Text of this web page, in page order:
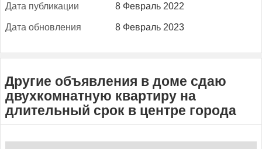
Да­та пуб­ли­кации 8 Февраль 2022
Да­та об­новле­ния 8 Февраль 2023
Другие объявления в доме сдаю
двухкомнатную квартиру на
длительный срок в центре города